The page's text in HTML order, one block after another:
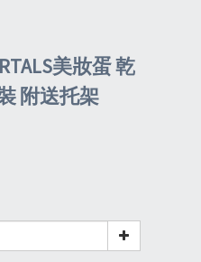
美妝蛋 乾
附送托架